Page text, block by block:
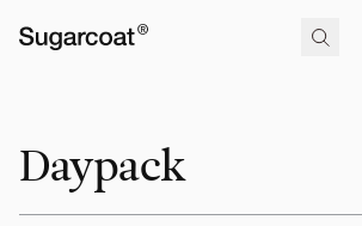
Daypack